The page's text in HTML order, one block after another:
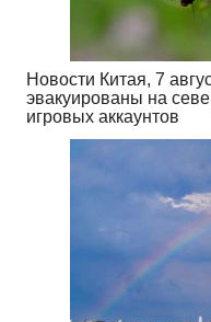
Новости Китая, 7
эвакуированы на
игровых аккаунтов